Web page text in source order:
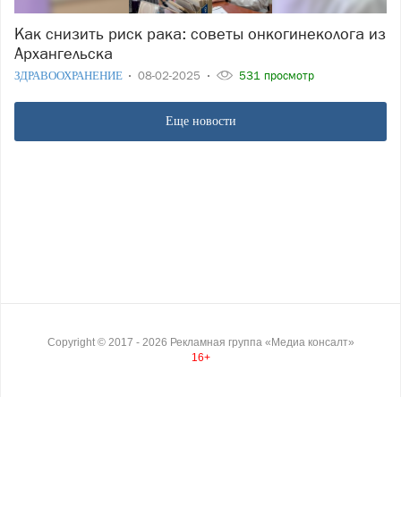
Как снизить риск рака: советы онкогинеколога из
Архангельска
ЗДРАВООХРАНЕНИЕ 08-02-2025 531 просмотр
Еще новости
Copyright © 2017 - 2026 Рекламная группа «Медиа консалт»
16+